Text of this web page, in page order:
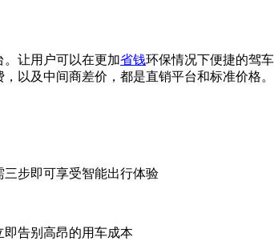
。让用户可以在更加省钱环保情况下便捷的驾车
以及中间商差价，都是直销平台和标准价格。
步即可享受智能出行体验
即告别高昂的用车成本